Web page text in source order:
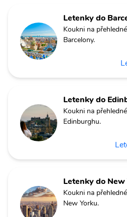
Letenky do
Koukni na
Barcelony.
Letenky do
Koukni na
Edinburghu.
Letenky do New
Koukni na
New Yorku.